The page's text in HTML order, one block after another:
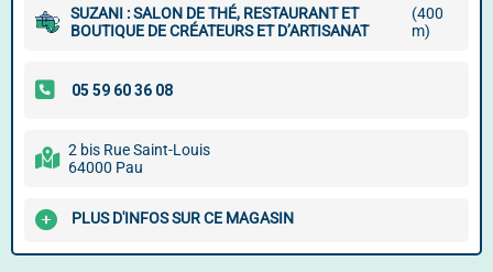
SUZANI : SALON DE THÉ, RESTAURANT ET
BOUTIQUE DE CRÉATEURS ET D’ARTISANAT
(400
m)
2 bis Rue Saint-Louis
64000 Pau
PLUS D'INFOS SUR CE MAGASIN